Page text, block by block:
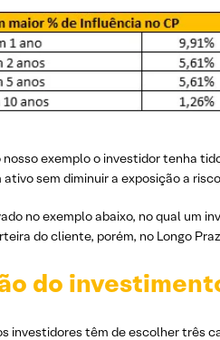
nosso exemplo o investidor tenha
ativo sem diminuir a exposição a
no exemplo abaixo, no qual um
do cliente, porém, no Longo
do
investidores têm de escolher